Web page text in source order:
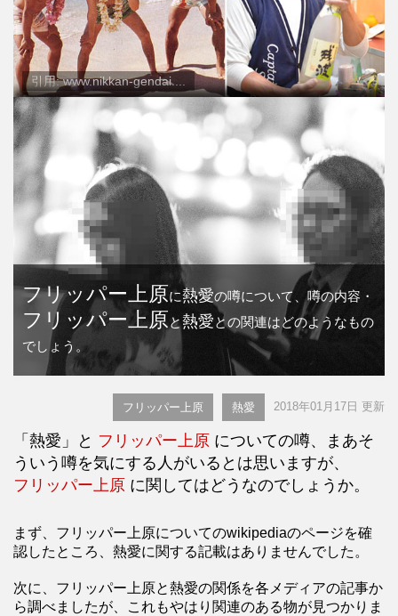
引用: www.nikkan-gendai....
フリッパー上原に熱愛の噂について、噂の内容・
フリッパー上原と熱愛との関連はどのようなもの
でしょう。
フリッパー上原 熱愛 2018年01月17日 更新
「熱愛」と フリッパー上原 についての噂、まあそ
ういう噂を気にする人がいるとは思いますが、
フリッパー上原 に関してはどうなのでしょうか。
まず、フリッパー上原についてのwikipediaのページを確
認したところ、熱愛に関する記載はありませんでした。
次に、フリッパー上原と熱愛の関係を各メディアの記事か
ら調べましたが、これもやはり関連のある物が見つかりま